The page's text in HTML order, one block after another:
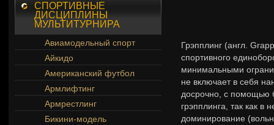
СПОРТИВНЫЕ
ДИСЦИПЛИНЫ
МУЛЬТИТУРНИРА
Авиамодельный спорт
Айкидо
Американский футбол
Армлифтинг
Армрестлинг
Бикини-модель
Грэпплинг (англ.
спортивного
минимальными
не включает в себя
досрочно, с помощью
грэпплинга, так как
доминирование